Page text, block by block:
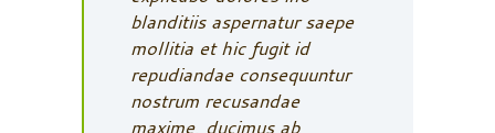
blanditiis aspernatur saepe
mollitia et hic fugit id
repudiandae consequuntur
nostrum recusandae
maxime, ducimus ab